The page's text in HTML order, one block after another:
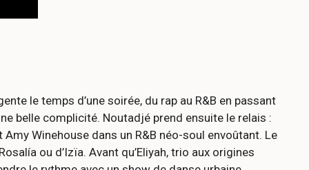
le temps d’une soirée, du rap au R&B en passant
belle complicité. Noutadjé prend ensuite le relais :
Winehouse dans un R&B néo-soul envoûtant. Le
ou d’Izïa. Avant qu’Eliyah, trio aux origines